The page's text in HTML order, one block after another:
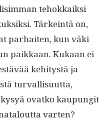
tehokkaik­si
Tärkein­tä on,
parhait­en, kun väki
paikkaan. Kukaan ei
kehi­tys­tä ja
tur­val­lisu­ut­ta,
ovatko kaupun­git
varten?